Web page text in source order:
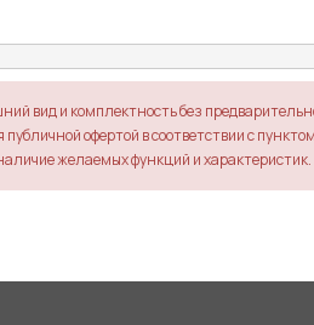
вид и комплектность без
офертой в соответствии с
желаемых функций и характеристик.